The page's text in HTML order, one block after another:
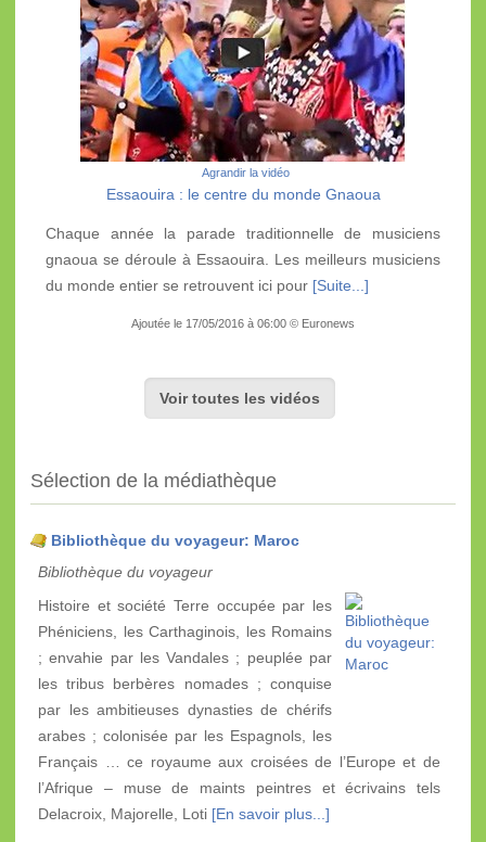
Agrandir la vidéo
Essaouira : le centre du monde Gnaoua
Chaque année la parade traditionnelle de musiciens
gnaoua se déroule à Essaouira. Les meilleurs musiciens
du monde entier se retrouvent ici pour [Suite...]
Ajoutée le 17/05/2016 à 06:00 © Euronews
Voir toutes les vidéos
Sélection de la médiathèque
Bibliothèque du voyageur: Maroc
Bibliothèque du voyageur
Histoire et société Terre occupée par les
Phéniciens, les Carthaginois, les Romains
; envahie par les Vandales ; peuplée par
les tribus berbères nomades ; conquise
par les ambitieuses dynasties de chérifs
arabes ; colonisée par les Espagnols, les
Français … ce royaume aux croisées de l’Europe et de
l’Afrique – muse de maints peintres et écrivains tels
Delacroix, Majorelle, Loti [En savoir plus...]